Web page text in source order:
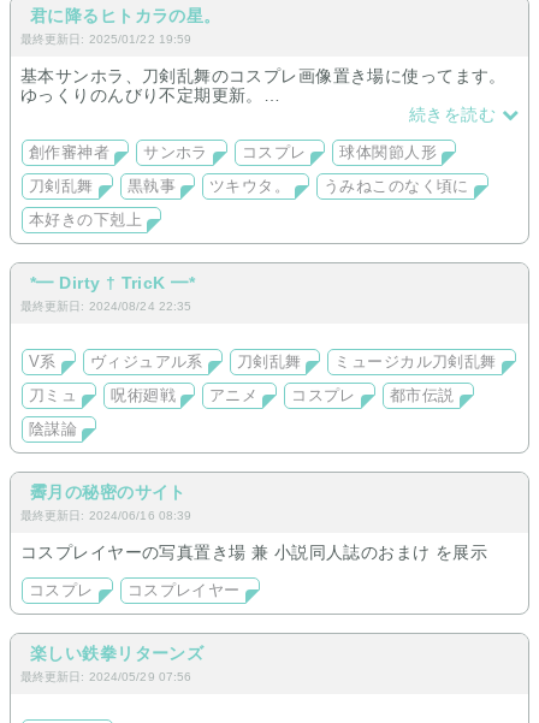
君に降るヒトカラの星。
最終更新日: 2025/01/22 19:59
基本サンホラ、刀剣乱舞のコスプレ画像置き場に使ってます。
ゆっくりのんびり不定期更新。
2025/1/18更新
続きを読む
創作審神者 サンホラ コスプレ
球体関節人形
刀剣乱舞
黒執事 ツキウタ。
うみねこのなく頃に
本好きの下剋上
*━ Dirty † TricK ━*
最終更新日: 2024/08/24 22:35
V系 ヴィジュアル系 刀剣乱舞
ミュージカル刀剣乱舞
刀ミュ
呪術廻戦 アニメ コスプレ
都市伝説
陰謀論
霽月の秘密のサイト
最終更新日: 2024/06/16 08:39
コスプレイヤーの写真置き場 兼 小説同人誌のおまけ を展示
コスプレ コスプレイヤー
楽しい鉄拳リターンズ
最終更新日: 2024/05/29 07:56